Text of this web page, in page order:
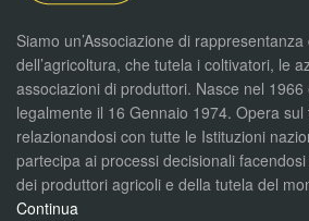
Siamo un’Associazione di
dell’agricoltura, che tutela i coltivatori, le
associazioni di produttori. Nasce nel 1966
legalmente il 16 Gennaio 1974. Opera
relazionandosi con tutte le Istituzioni
partecipa ai processi decisionali
dei produttori agricoli e della tutela del
Continua